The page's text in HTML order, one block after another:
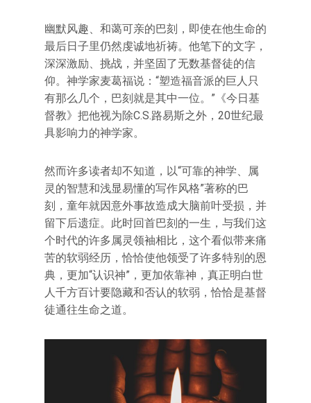
幽默风趣、和蔼可亲的巴刻，即使在他生命的
最后日子里仍然虔诚地祈祷。他笔下的文字，
深深激励、挑战，并坚固了无数基督徒的信
仰。神学家麦葛福说：“塑造福音派的巨人只
有那么几个，巴刻就是其中一位。”《今日基
督教》把他视为除C.S.路易斯之外，20世纪最
具影响力的神学家。
然而许多读者却不知道，以“可靠的神学、属
灵的智慧和浅显易懂的写作风格”著称的巴
刻，童年就因意外事故造成大脑前叶受损，并
留下后遗症。此时回首巴刻的一生，与我们这
个时代的许多属灵领袖相比，这个看似带来痛
苦的软弱经历，恰恰使他领受了许多特别的恩
典，更加“认识神”，更加依靠神，真正明白世
人千方百计要隐藏和否认的软弱，恰恰是基督
徒通往生命之道。